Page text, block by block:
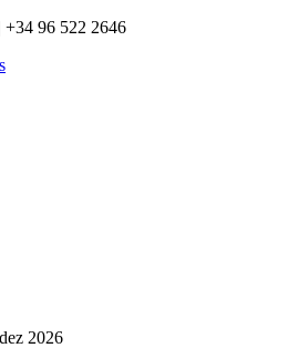
+34 96 522 2646
2026